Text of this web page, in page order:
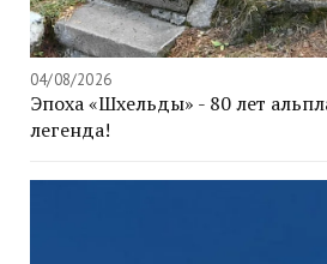
04/08/2026
Эпоха «Шхельды» - 80 лет
легенда!